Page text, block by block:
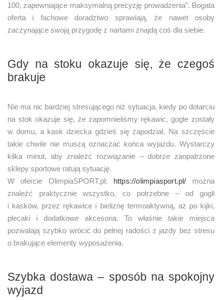
100, zapewniające maksymalną precyzję prowadzenia”. Bogata
oferta i fachowe doradztwo sprawiają, że nawet osoby
zaczynające swoją przygodę z nartami znajdą coś dla siebie.
Gdy na stoku okazuje się, że czegoś
brakuje
Nie ma nic bardziej stresującego niż sytuacja, kiedy po dotarciu
na stok okazuje się, że zapomnieliśmy rękawic, gogle zostały
w domu, a kask dziecka gdzieś się zapodział. Na szczęście
takie chwile nie muszą oznaczać końca wyjazdu. Wystarczy
kilka minut, aby znaleźć rozwiązanie – dobrze zaopatrzone
sklepy sportowe ratują sytuację.
W ofercie OlimpiaSPORT.pl: https://olimpiasport.pl/ można
znaleźć praktycznie wszystko, co potrzebne – od gogli
i kasków, przez rękawice i bieliznę termoaktywną, aż po kijki,
plecaki i dodatkowe akcesoria. To właśnie takie miejsca
pozwalają szybko wrócić do pełnej radości z jazdy bez stresu
o brakujące elementy wyposażenia.
Szybka dostawa – sposób na spokojny
wyjazd